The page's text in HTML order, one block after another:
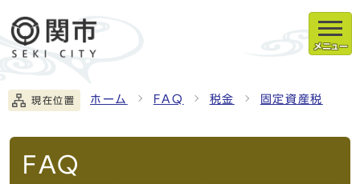
メニュー
現在位置 ホーム FAQ 税金 固定資産税
FAQ